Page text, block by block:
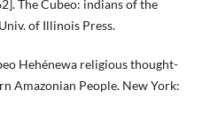
The Cubeo: indians of the
of Illinois Press.
Hehénewa religious thought-
Amazonian People. New York: